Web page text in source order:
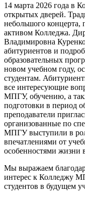
14 марта 2026 года в
открытых дверей.
небольшого концерта,
активом Колледжа.
Владимировна
абитуриентов и
образовательных
новом учебном году,
студентам.
все интересующие
МПГУ, обучению, а
подготовки в период
преподаватели
организованные по
МПГУ выступили в
впечатлениями от
особенностями
Мы выражаем
интерес к Колледжу
студентов в будущем